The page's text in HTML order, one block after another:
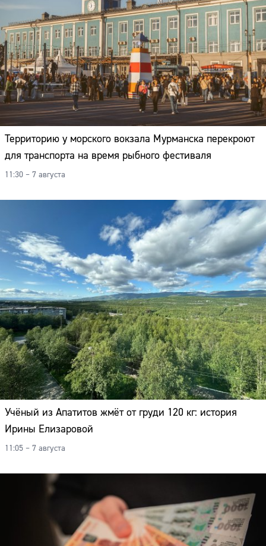
Территорию у морского вокзала Мурманска перекроют
для транспорта на время рыбного фестиваля
11:30 – 7 августа
Учёный из Апатитов жмёт от груди 120 кг: история
Ирины Елизаровой
11:05 – 7 августа